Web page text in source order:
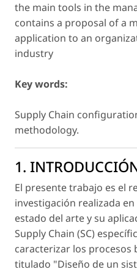
the main tools in the
contains a proposal of a
application to an
industry
Key words:
Supply Chain
methodology.
1.
El presente trabajo es el
investigación realizada
estado del arte y su
Supply Chain (SC)
caracterizar los procesos
titulado "Diseño de un